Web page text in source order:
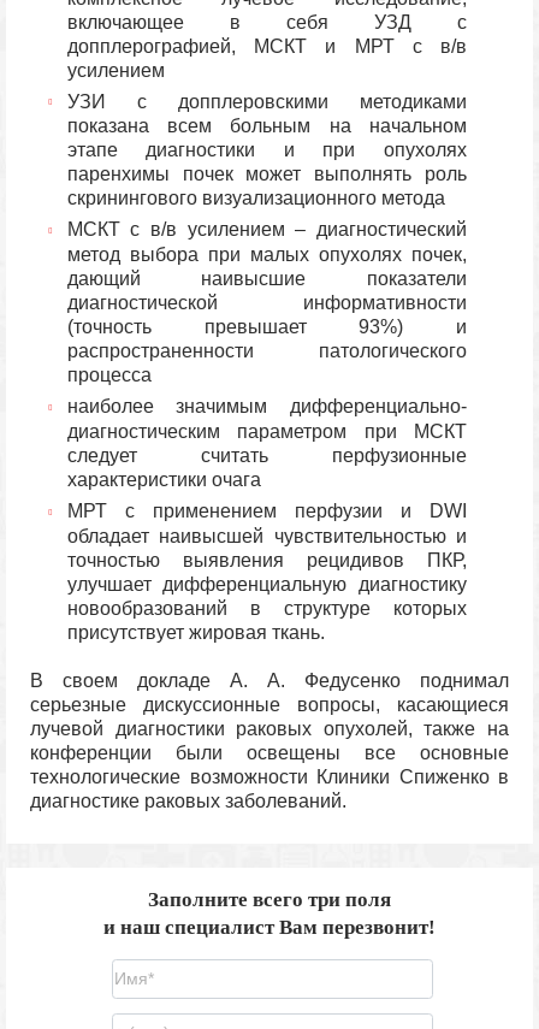
включающее в себя УЗД с
допплерографией, МСКТ и МРТ с в/в
усилением
УЗИ с допплеровскими методиками
показана всем больным на начальном
этапе диагностики и при опухолях
паренхимы почек может выполнять роль
скринингового визуализационного метода
МСКТ с в/в усилением – диагностический
метод выбора при малых опухолях почек,
дающий наивысшие показатели
диагностической информативности
(точность превышает 93%) и
распространенности патологического
процесса
наиболее значимым дифференциально-
диагностическим параметром при МСКТ
следует считать перфузионные
характеристики очага
МРТ с применением перфузии и DWI
обладает наивысшей чувствительностью и
точностью выявления рецидивов ПКР,
улучшает дифференциальную диагностику
новообразований в структуре которых
присутствует жировая ткань.
В своем докладе А. А. Федусенко поднимал
серьезные дискуссионные вопросы, касающиеся
лучевой диагностики раковых опухолей, также на
конференции были освещены все основные
технологические возможности Клиники Спиженко в
диагностике раковых заболеваний.
Заполните всего три поля
и наш специалист Вам перезвонит!